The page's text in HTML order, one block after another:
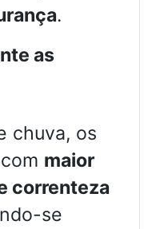
.
as
chuva, os
maior
correnteza
se